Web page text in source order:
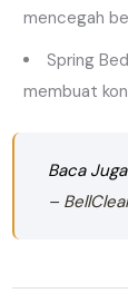
mencegah
Spring
membuat
Baca Juga
–